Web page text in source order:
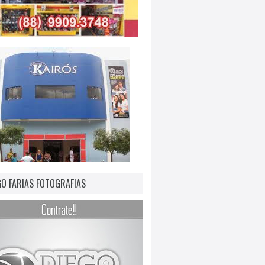
FARIAS FOTOGRAFIAS